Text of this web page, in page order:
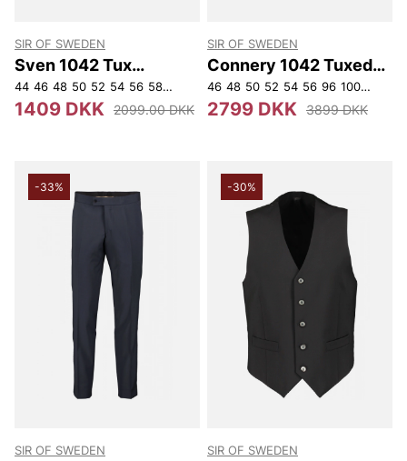
SIR OF SWEDEN
Sven 1042 Tux
Trousers
44 46 48 50 52 54 56 58 96 104 108 112 116 148 150 152
1409 DKK 2099.00 DKK
SIR OF SWEDEN
Connery 1042 Tuxedo
Jacket
46 48 50 52 54 56 96 100 104
2799 DKK 3899 DKK
-33%
SIR OF SWEDEN
-30%
SIR OF SWEDEN